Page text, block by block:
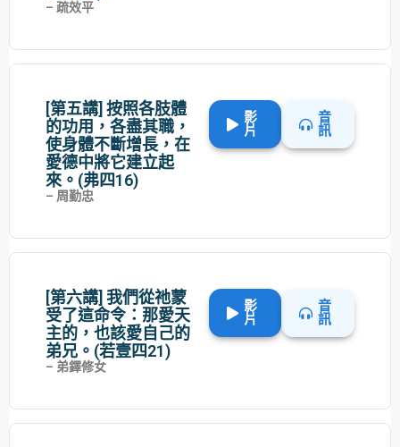
– 疏效平
[第五講] 按照各肢體
的功用，各盡其職，
使身體不斷增長，在
愛德中將它建立起
來。(弗四16)
– 周勤忠
影
片
音
訊
[第六講] 我們從祂蒙
受了這命令：那愛天
主的，也該愛自己的
弟兄。(若壹四21)
– 弟鐸修女
影
片
音
訊